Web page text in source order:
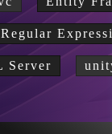
Regular
Server